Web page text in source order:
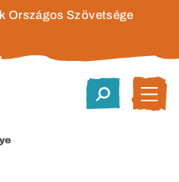
Országos Szövetsége